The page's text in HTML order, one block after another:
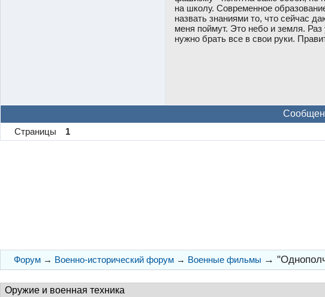
на школу. Современное
назвать знаниями то, что сейчас
меня поймут. Это небо и земля. Раз
нужно брать все в свои руки.
Страницы
1
Форум → Военно-исторический форум → Военные фильмы →